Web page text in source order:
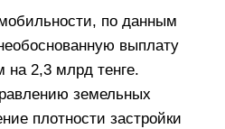
по данным
выплату
на 2,3 млрд тенге.
земельных
плотности застройки